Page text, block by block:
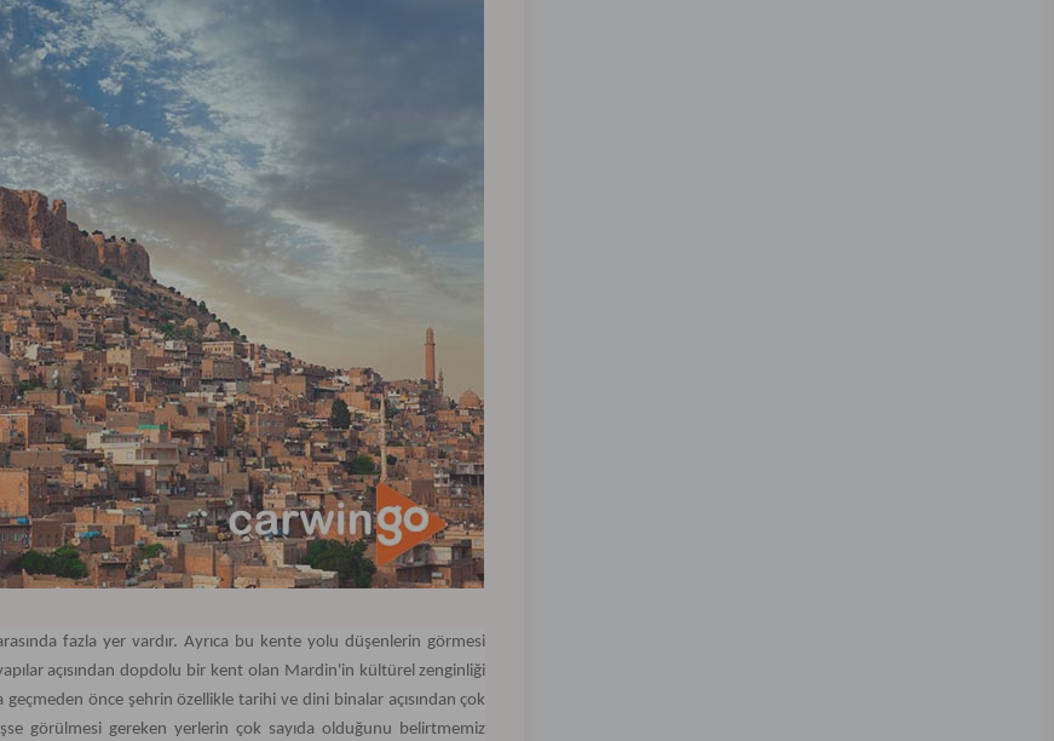
fazla yer vardır. Ayrıca bu kente yolu düşenlerin görmesi
açısından dopdolu bir kent olan Mardin'in kültürel zenginliği
önce şehrin özellikle tarihi ve dini binalar açısından çok
görülmesi gereken yerlerin çok sayıda olduğunu belirtmemiz